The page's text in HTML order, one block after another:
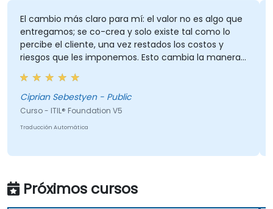
El cambio más claro para mí: el valor no es algo que
entregamos; se co-crea y solo existe tal como lo
percibe el cliente, una vez restados los costos y
riesgos que les imponemos. Esto cambia la manera
en que veo la entrega y las ventas previas: no
"¿cumplimos con el SLA?" sino "¿alcanzó realmente
el cliente el resultado que buscaba?"
Ciprian Sebestyen - Public
Curso - ITIL® Foundation V5
Traducción Automática
Próximos cursos